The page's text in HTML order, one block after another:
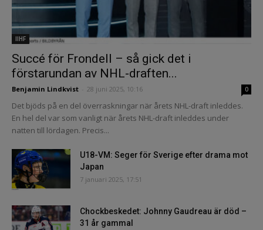
IIHF
Succé för Frondell – så gick det i
förstarundan av NHL-draften...
Benjamin Lindkvist 28 juni 2025, 10:16 0
Det bjöds på en del överraskningar när årets NHL-draft inleddes.
En hel del var som vanligt när årets NHL-draft inleddes under
natten till lördagen. Precis...
U18-VM: Seger för Sverige efter drama mot
Japan
7 januari 2025, 17:51
Chockbeskedet: Johnny Gaudreau är död –
31 år gammal